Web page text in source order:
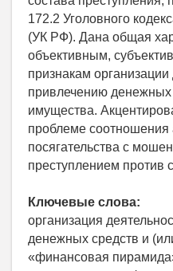
172.2 Уголовного
(УК РФ). Дана общая
объективным,
признакам организации
привлечению денежных
имущества.
проблеме соотношения
посягательства с
преступлением против
Ключевые слова:
организация
денежных средств и
«финансовая